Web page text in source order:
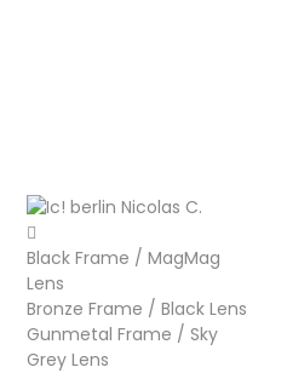
Black Frame / MagMag
Lens
Bronze Frame / Black Lens
Gunmetal Frame / Sky
Grey Lens